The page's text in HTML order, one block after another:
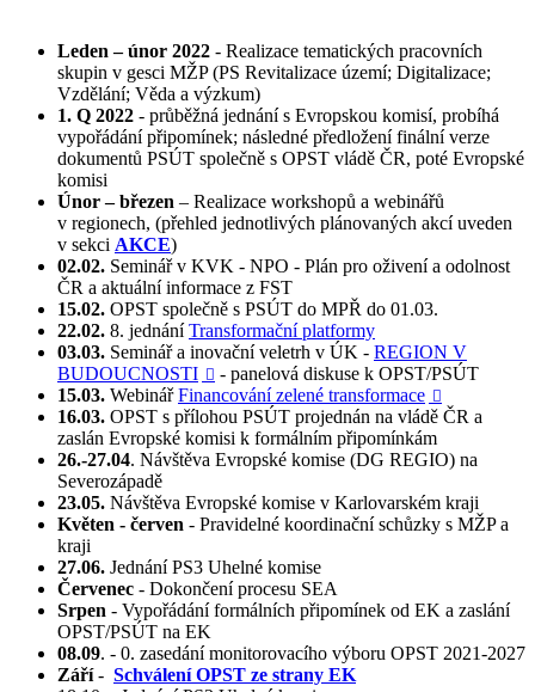
Leden – únor 2022 - Realizace tematických pracovních
skupin v gesci MŽP (PS Revitalizace území; Digitalizace;
Vzdělání; Věda a výzkum)
1. Q 2022 - průběžná jednání s Evropskou komisí, probíhá
vypořádání připomínek; následné předložení finální verze
dokumentů PSÚT společně s OPST vládě ČR, poté Evropské
komisi
Únor – březen – Realizace workshopů a webinářů
v regionech, (přehled jednotlivých plánovaných akcí uveden
v sekci AKCE)
02.02. Seminář v KVK - NPO - Plán pro oživení a odolnost
ČR a aktuální informace z FST
15.02. OPST společně s PSÚT do MPŘ do 01.03.
22.02. 8. jednáníTransformační platformy
03.03. Seminář a inovační veletrh v ÚK - REGION V
BUDOUCNOSTI  - panelová diskuse k OPST/PSÚT
15.03. WebinářFinancování zelené transformace 
16.03. OPST s přílohou PSÚT projednán na vládě ČR a
zaslán Evropské komisi k formálním připomínkám
26.-27.04. Návštěva Evropské komise (DG REGIO) na
Severozápadě
23.05. Návštěva Evropské komise v Karlovarském kraji
Květen - červen - Pravidelné koordinační schůzky s MŽP a
kraji
27.06. Jednání PS3 Uhelné komise
Červenec - Dokončení procesu SEA
Srpen - Vypořádání formálních připomínek od EK a zaslání
OPST/PSÚT na EK
08.09. - 0. zasedání monitorovacího výboru OPST 2021-2027
Září- Schválení OPST ze strany EK